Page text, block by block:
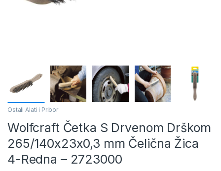
Ostali Alati i Pribor
Wolfcraft Četka S Drvenom Drškom
265/140x23x0,3 mm Čelična Žica
4-Redna – 2723000